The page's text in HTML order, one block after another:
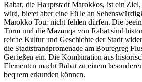
Rabat, die Hauptstadt Marokkos, ist ein Ziel,
wird, bietet aber eine Fülle an
Marokko Tour nicht fehlen dürfen. Die
Turm und die Mazouqa von Rabat sind
reiche Kultur und Geschichte der Stadt
die Stadtstrandpromenade am Bouregreg
Genießen ein. Die Kombination aus
Elementen macht Rabat zu einem
bequem erkunden können.